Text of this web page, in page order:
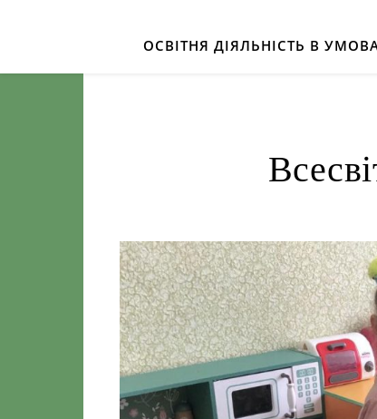
ОСВІТНЯ ДІЯЛЬНІСТЬ В